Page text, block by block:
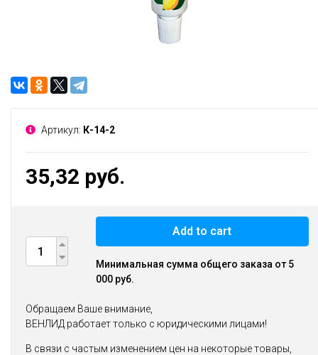
Артикул: К-14-2
35,32 руб.
Add to cart
Минимальная сумма общего заказа от 5
000 руб.
Обращаем Ваше внимание,
ВЕНЛИД работает только с юридическими лицами!
В связи с частым изменением цен на некоторые товары,